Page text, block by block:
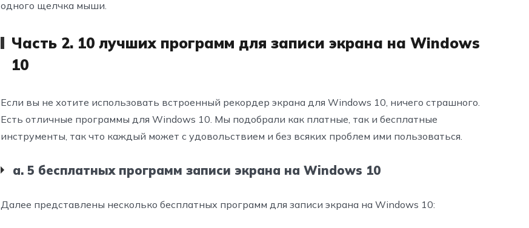
одного щелчка мыши.
Часть 2. 10 лучших программ для записи экрана на Windows
10
Если вы не хотите использовать встроенный рекордер экрана для Windows 10, ничего страшного.
Есть отличные программы для Windows 10. Мы подобрали как платные, так и бесплатные
инструменты, так что каждый может с удовольствием и без всяких проблем ими пользоваться.
a. 5 бесплатных программ записи экрана на Windows 10
Далее представлены несколько бесплатных программ для записи экрана на Windows 10: